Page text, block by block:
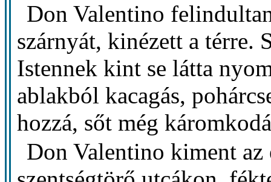
Don Valentino
szárnyát, kinézett a térre.
Istennek kint se látta
ablakból kacagás,
hozzá, sőt még
Don Valentino kiment az